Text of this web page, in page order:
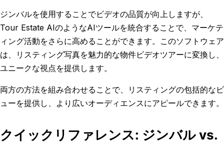
ジンバルを使用することでビデオの品質が向上しますが、
Tour Estate AIのようなAIツールを統合することで、マーケテ
ィング活動をさらに高めることができます。このソフトウェア
は、リスティング写真を魅力的な物件ビデオツアーに変換し、
ユニークな視点を提供します。
両方の方法を組み合わせることで、リスティングの包括的なビ
ューを提供し、より広いオーディエンスにアピールできます。
クイックリファレンス: ジンバル vs.